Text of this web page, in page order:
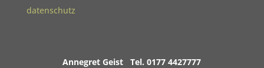
datenschutz
Annegret Geist Tel. 0177 4427777